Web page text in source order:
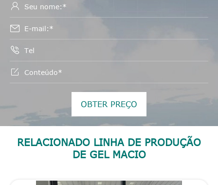




OBTER PREÇO
RELACIONADO LINHA DE PRODUÇÃO
DE GEL MACIO